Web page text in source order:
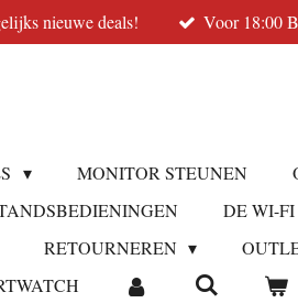
nieuwe deals! Voor 18:00
MONITOR STEUNEN
DE WI-
RETOURNEREN